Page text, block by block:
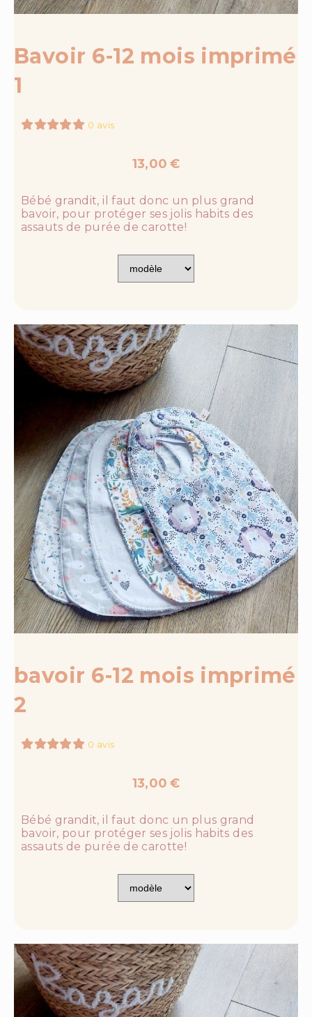
Bavoir 6-12 mois imprimé
1
0 avis
13,00 €
Bébé grandit, il faut donc un plus grand
bavoir, pour protéger ses jolis habits des
assauts de purée de carotte!
bavoir 6-12 mois imprimé
2
0 avis
13,00 €
Bébé grandit, il faut donc un plus grand
bavoir, pour protéger ses jolis habits des
assauts de purée de carotte!